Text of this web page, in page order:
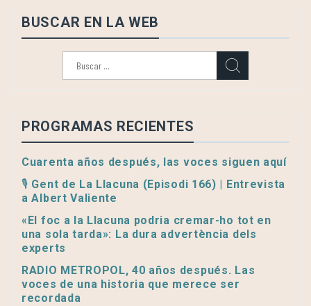
BUSCAR EN LA WEB
PROGRAMAS RECIENTES
Cuarenta años después, las voces siguen aquí
🎙️ Gent de La Llacuna (Episodi 166) | Entrevista
a Albert Valiente
«El foc a la Llacuna podria cremar-ho tot en
una sola tarda»: La dura advertència dels
experts
RADIO METROPOL, 40 años después. Las
voces de una historia que merece ser
recordada